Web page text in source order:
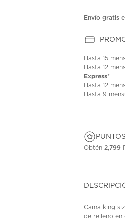
Envío gratis
Hasta15
Hasta12
Express*
Hasta12
Hasta9
Obtén 2,799
Cama king
de relleno en